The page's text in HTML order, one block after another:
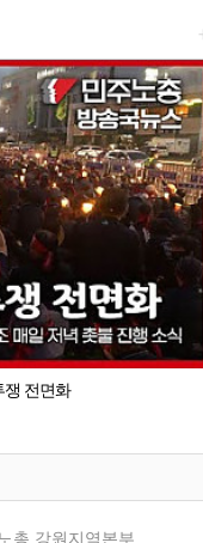
쟁 전면화
총 강원지역본부